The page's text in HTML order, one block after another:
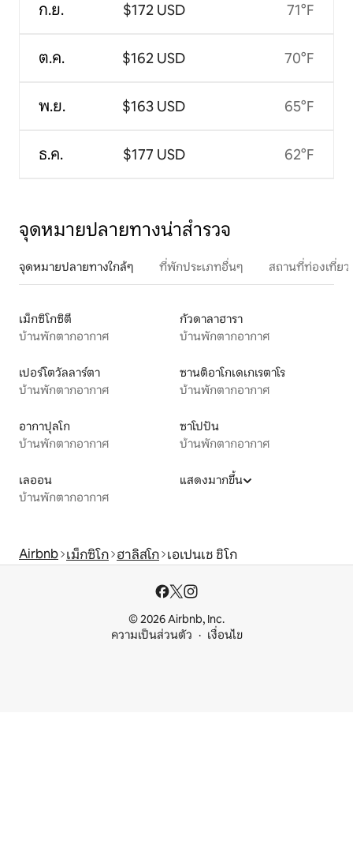
ก.ย.
ต.ค.
พ.ย.
ธ.ค.
$172 USD
$162 USD
$163 USD
$177 USD
71°F
70°F
65°F
62°F
จุดหมายปลายทางน่าสำรวจ
จุดหมายปลายทางใกล้ๆ ที่พักประเภทอื่นๆ สถานที่ท่องเที่ย
เม็กซิโกซิตี
บ้านพักตากอากาศ
กัวดาลาฮารา
บ้านพักตากอากาศ
เปอร์โตวัลลาร์ตา
บ้านพักตากอากาศ
ซานติอาโกเดเกเรตาโร
บ้านพักตากอากาศ
อากาปุลโก
บ้านพักตากอากาศ
ซาโปปัน
บ้านพักตากอากาศ
เลออน
บ้านพักตากอากาศ
แสดงมากขึ้น
Airbnb เม็กซิโก ฮาลิสโก เอเปนเช ชิโก
© 2026 Airbnb, Inc.
ความเป็นส่วนตัว
เงื่อนไข